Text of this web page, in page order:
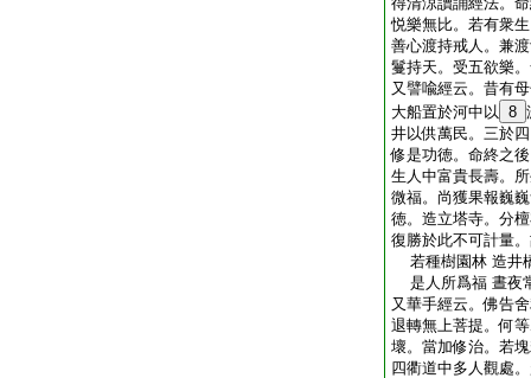
悦樂無比。若有衆
善心渡持戒人。兼
鬘持天。受五欲樂
又譬喩經云。昔有
大船置於河中以 8
井以供萬民。三於
修是功徳。命終之
生人中富貴長壽。
微福。尚獲果報巍
徳。造立塔寺。分
復勝於此不可計量
若種樹園林 造井
是人所爲福 晝夜
又華手經云。佛告
退轉無上菩提。何
壞。當加修治。若
四衢道中多人觀處